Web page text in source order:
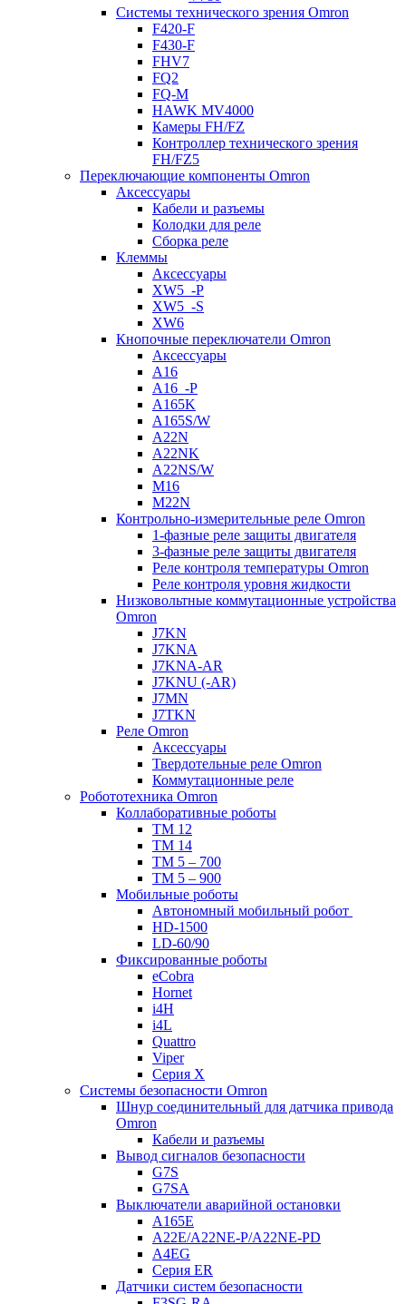
Системы технического зрения Omron
F420-F
F430-F
FHV7
FQ2
FQ-M
HAWK MV4000
Камеры FH/FZ
Контроллер технического зрения
FH/FZ5
Переключающие компоненты Omron
Аксессуары
Кабели и разъемы
Колодки для реле
Сборка реле
Клеммы
Аксессуары
XW5_-P
XW5_-S
XW6
Кнопочные переключатели Omron
Аксессуары
A16
A16_-P
A165K
A165S/W
A22N
A22NK
A22NS/W
M16
M22N
Контрольно-измерительные реле Omron
1-фазные реле защиты двигателя
3-фазные реле защиты двигателя
Реле контроля температуры Omron
Реле контроля уровня жидкости
Низковольтные коммутационные устройства
Omron
J7KN
J7KNA
J7KNA-AR
J7KNU (-AR)
J7MN
J7TKN
Реле Omron
Аксессуары
Твердотельные реле Omron
Коммутационные реле
Робототехника Omron
Коллаборативные роботы
TM 12
TM 14
TM 5 – 700
TM 5 – 900
Мобильные роботы
Автономный мобильный робот
HD-1500
LD-60/90
Фиксированные роботы
eCobra
Hornet
i4H
i4L
Quattro
Viper
Серия X
Системы безопасности Omron
Шнур соединительный для датчика привода
Omron
Кабели и разъемы
Вывод сигналов безопасности
G7S
G7SA
Выключатели аварийной остановки
A165E
A22E/A22NE-P/A22NE-PD
A4EG
Серия ER
Датчики систем безопасности